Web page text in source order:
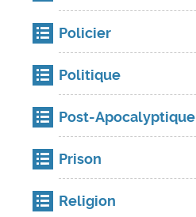
Policier
Politique
Post-Apocalyptique
Prison
Religion